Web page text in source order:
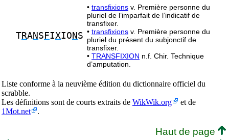
TRAN S FIXIO N S
• transfixions v. Première personne du
pluriel de l’imparfait de l’indicatif de
transfixer.
• transfixions v. Première personne du
pluriel du présent du subjonctif de
transfixer.
• TRANSFIXION n.f. Chir. Technique
d’amputation.
Liste conforme à la neuvième édition du dictionnaire officiel du
scrabble.
Les définitions sont de courts extraits de WikWik.org
et de
1Mot.net
.
Haut de page